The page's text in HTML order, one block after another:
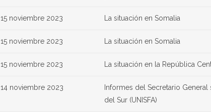
15 noviembre 2023 La situación en Somalia
15 noviembre 2023 La situación en Somalia
15 noviembre 2023 La situación en la República
14 noviembre 2023
Informes del Secretario
del Sur (UNISFA)